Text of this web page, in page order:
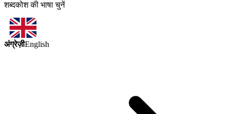
शब्दकोश की भाषा चुनें
अंग्रेज़ीEnglish